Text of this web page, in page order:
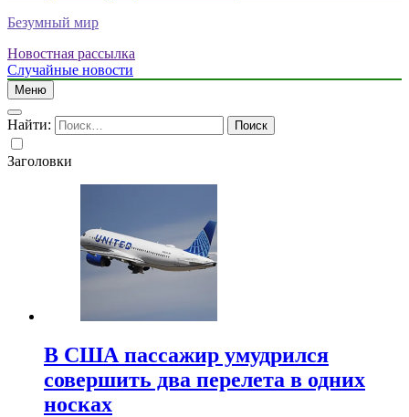
Безумный мир
Новостная рассылка
Случайные новости
Меню
Найти:
Заголовки
В США пассажир умудрился
совершить два перелета в одних
носках